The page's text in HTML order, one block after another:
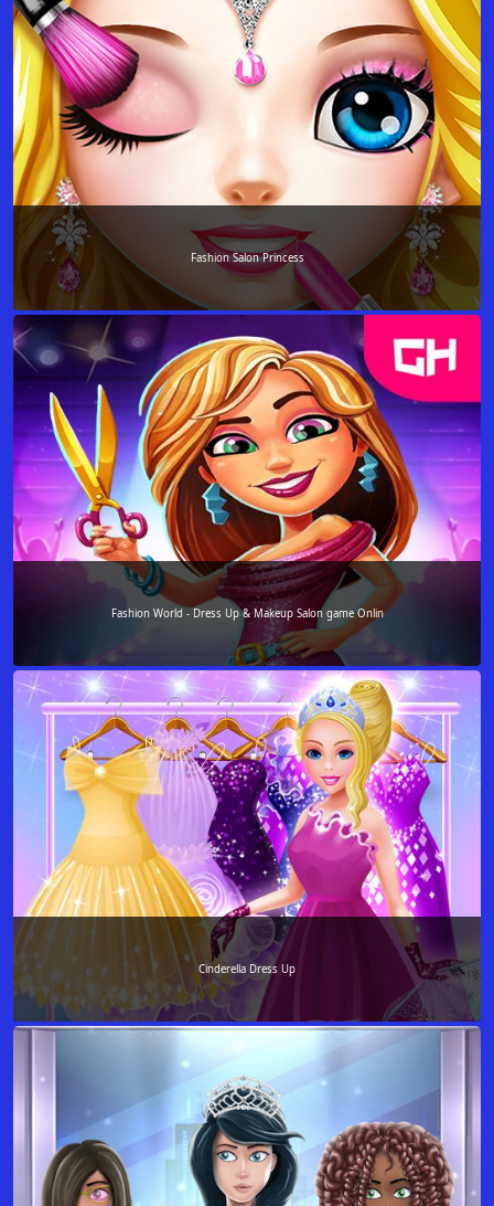
Fashion Salon Princess
Fashion World - Dress Up & Makeup Salon game Onlin
Cinderella Dress Up